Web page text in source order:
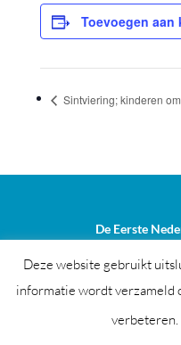
Toevoegen aan
Sintviering; kinderen
De Eerste
Deze website gebruikt
informatie wordt verzameld
verbeteren.